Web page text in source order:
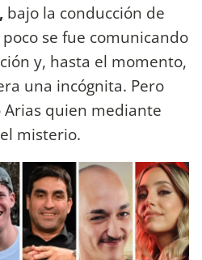
bajo la conducción de
se fue comunicando
y, hasta el momento,
una incógnita. Pero
quien mediante
misterio.